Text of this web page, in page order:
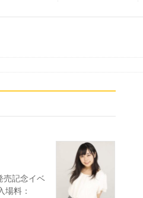
売記念イベ
場料：